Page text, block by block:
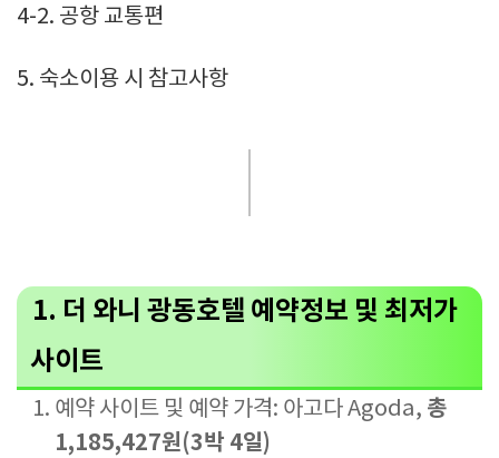
4-2. 공항 교통편
5. 숙소이용 시 참고사항
1. 더 와니 광동호텔 예약정보 및 최저가
사이트
예약 사이트 및 예약 가격: 아고다 Agoda, 총
1,185,427원(3박 4일)